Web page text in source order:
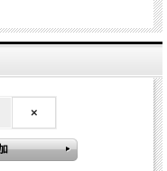
)までご視聴いただ
聴URLはイベント終
にご登録いただきま
までに
限が過ぎてからの対
さい。
×